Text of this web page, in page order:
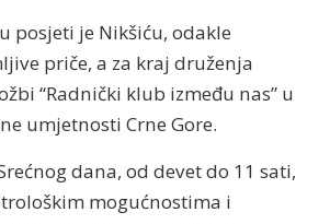
posjeti je Nikšiću, odakle
priče, a za kraj druženja
“Radnički klub između nas” u
umjetnosti Crne Gore.
dana, od devet do 11 sati,
mogućnostima i